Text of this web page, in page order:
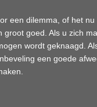
een dilemma, of het
groot goed. Als u zich
wordt geknaagd.
een goede